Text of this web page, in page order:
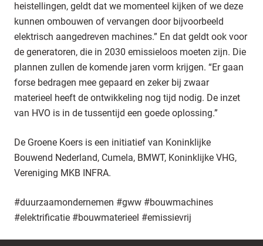
heistellingen, geldt dat we momenteel kijken of we deze
kunnen ombouwen of vervangen door bijvoorbeeld
elektrisch aangedreven machines.” En dat geldt ook voor
de generatoren, die in 2030 emissieloos moeten zijn. Die
plannen zullen de komende jaren vorm krijgen. “Er gaan
forse bedragen mee gepaard en zeker bij zwaar
materieel heeft de ontwikkeling nog tijd nodig. De inzet
van HVO is in de tussentijd een goede oplossing.”
De Groene Koers is een initiatief van Koninklijke
Bouwend Nederland, Cumela, BMWT, Koninklijke VHG,
Vereniging MKB INFRA.
#duurzaamondernemen #gww #bouwmachines
#elektrificatie #bouwmaterieel #emissievrij